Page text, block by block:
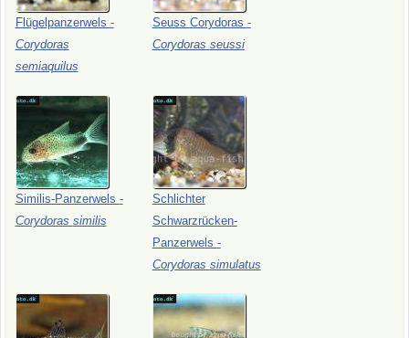
Flügelpanzerwels -
Corydoras
semiaquilus
Seuss Corydoras -
Corydoras seussi
Similis-Panzerwels -
Corydoras similis
Schlichter
Schwarzrücken-
Panzerwels -
Corydoras simulatus